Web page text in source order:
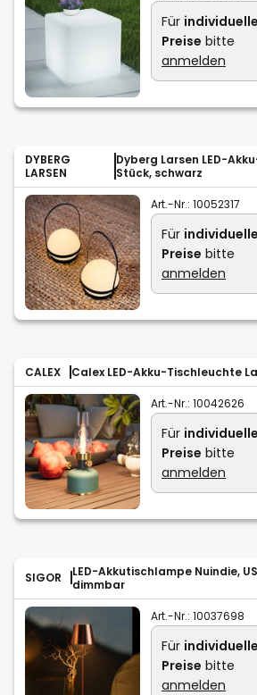
Für individuelle
Preise bitte
anmelden
DYBERG
LARSEN
Dyberg Larsen LED-
Stück, schwarz
Art.-Nr.: 10052317
Für individuelle
Preise bitte
anmelden
CALEX Calex LED-Akku-Tischleuchte
Art.-Nr.: 10042626
Für individuelle
Preise bitte
anmelden
SIGOR
LED-Akkutischlampe Nuindie,
dimmbar
Art.-Nr.: 10037698
Für individuelle
Preise bitte
anmelden